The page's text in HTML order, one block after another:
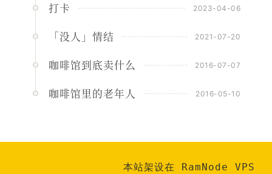
打卡 2023-04-06
「没人」情结 2021-07-20
咖啡馆到底卖什么 2016-07-07
咖啡馆里的老年人 2016-05-10
本站架设在 RamNode VPS